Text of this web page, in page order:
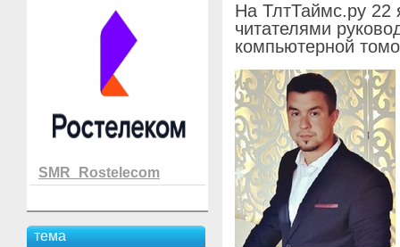
SMR_Rostelecom
тема
На ТлтТаймс.ру 22
читателями
компьютерной